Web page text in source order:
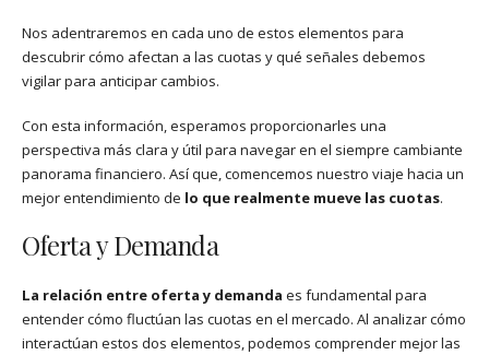
Nos adentraremos en cada uno de estos elementos para
descubrir cómo afectan a las cuotas y qué señales debemos
vigilar para anticipar cambios.
Con esta información, esperamos proporcionarles una
perspectiva más clara y útil para navegar en el siempre cambiante
panorama financiero. Así que, comencemos nuestro viaje hacia un
mejor entendimiento de lo que realmente mueve las cuotas.
Oferta y Demanda
La relación entre oferta y demanda es fundamental para
entender cómo fluctúan las cuotas en el mercado. Al analizar cómo
interactúan estos dos elementos, podemos comprender mejor las